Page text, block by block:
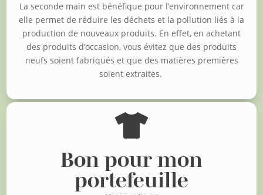
La seconde main est bénéfique pour l’environnement car
elle permet de réduire les déchets et la pollution liés à la
production de nouveaux produits. En effet, en achetant
des produits d’occasion, vous évitez que des produits
neufs soient fabriqués et que des matières premières
soient extraites.

Bon pour mon
portefeuille